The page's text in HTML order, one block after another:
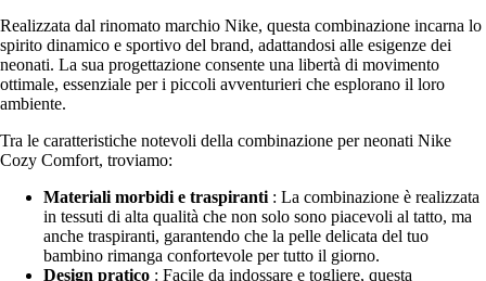
Realizzata dal rinomato marchio Nike, questa combinazione incarna lo
spirito dinamico e sportivo del brand, adattandosi alle esigenze dei
neonati. La sua progettazione consente una libertà di movimento
ottimale, essenziale per i piccoli avventurieri che esplorano il loro
ambiente.
Tra le caratteristiche notevoli della combinazione per neonati Nike
Cozy Comfort, troviamo:
Materiali morbidi e traspiranti : La combinazione è realizzata
in tessuti di alta qualità che non solo sono piacevoli al tatto, ma
anche traspiranti, garantendo che la pelle delicata del tuo
bambino rimanga confortevole per tutto il giorno.
Design pratico : Facile da indossare e togliere, questa